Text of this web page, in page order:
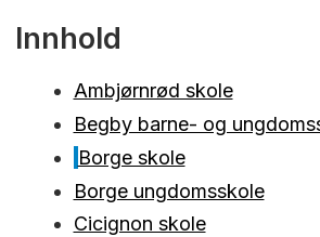
Innhold
Ambjørnrød skole
Begby barne- og
Borge skole
Borge ungdomsskole
Cicignon skole